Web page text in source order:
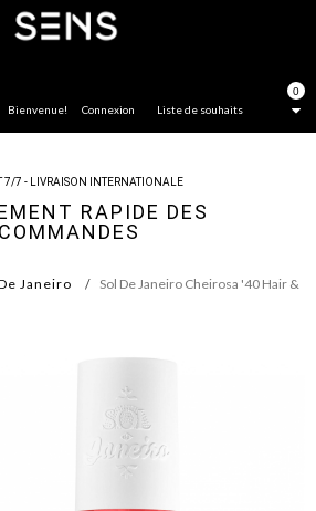
0
Liste de souhaits
Bienvenue! Connexion
7/7 - LIVRAISON INTERNATIONALE
RAPIDE DES
COMMANDES
Janeiro
Sol De Janeiro Cheirosa '40 Hair &